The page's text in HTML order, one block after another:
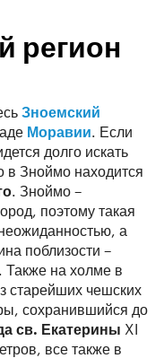
регион
Зноемский
Моравии. Если
долго искать
в Зноймо находится
. Зноймо –
поэтому такая
а
поблизости –
на холме в
старейших чешских
сохранившийся до
св. Екатерины XI
все также в